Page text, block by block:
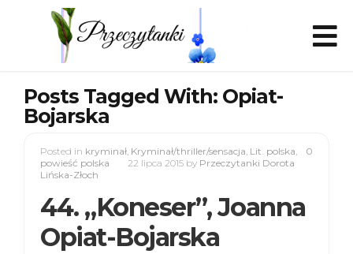
Posts Tagged With: Opiat-
Bojarska
0
Posted in kryminał, Kryminał/thriller/sensacja, Lit. polska,
powieść polska
22 lipca 2015 by Przeczytanki Dorota
Lińska-Złoch
44. „Koneser”, Joanna
Opiat-Bojarska